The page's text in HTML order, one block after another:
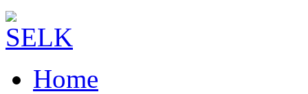
Home